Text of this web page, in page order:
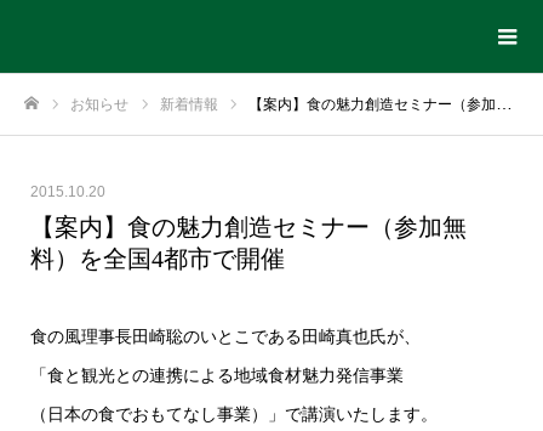
お知らせ 新着情報 【案内】食の魅力創造セミナー（参加無料）を全国4都市で開催
2015.10.20
【案内】食の魅力創造セミナー（参加無
料）を全国4都市で開催
食の風理事長田崎聡のいとこである田崎真也氏が、
「食と観光との連携による地域食材魅力発信事業
（日本の食でおもてなし事業）」で講演いたします。